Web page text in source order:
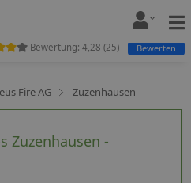
Fire AG Zuzenhausen
Zuzenhausen -
Bewertung: 4,28 (25) Bewerten